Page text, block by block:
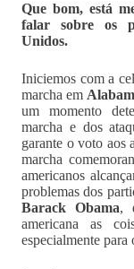
Que bom, está
falar sobre os
Unidos.
Iniciemos com a
marcha em
um momento
marcha e dos
garante o voto aos
marcha
americanos
problemas dos
Barack Obama,
americana as
especialmente para